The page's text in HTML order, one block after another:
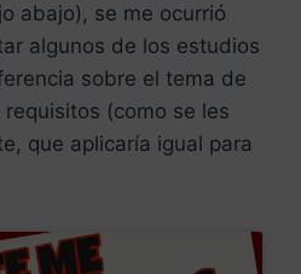
abajo), se me ocurrió
algunos de los estudios
sobre el tema de
(como se les
que aplicaría igual para